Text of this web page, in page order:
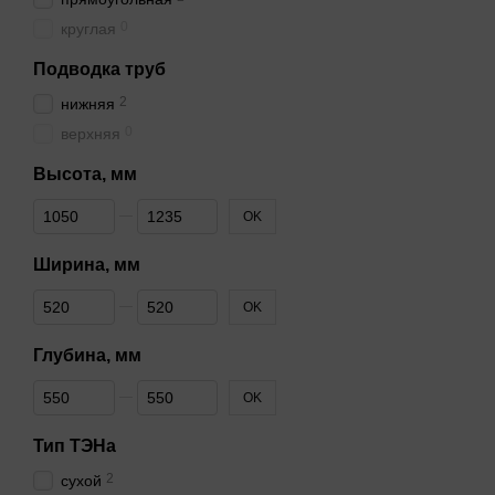
круглая
Подводка труб
нижняя 2
верхняя
Высота, мм
От Высота, мм
До Высота, мм OK
Ширина, мм
От Ширина, мм
До Ширина, мм OK
Глубина, мм
От Глубина, мм
До Глубина, мм OK
Тип ТЭНа
сухой 2